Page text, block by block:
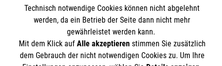
Der Malteser Hilfsdienst e.V. ist als eingetragene
gemeinnützige Organisation von der Körperschaft- und
Gewerbesteuer befreit.
Technisch notwendige Cookies können nicht abgelehnt
werden, da ein Betrieb der Seite dann nicht mehr
gewährleistet werden kann.
Mit dem Klick auf Alle akzeptierenstimmen Sie zusätzlich
dem Gebrauch der nicht notwendigen Cookies zu. Um Ihre